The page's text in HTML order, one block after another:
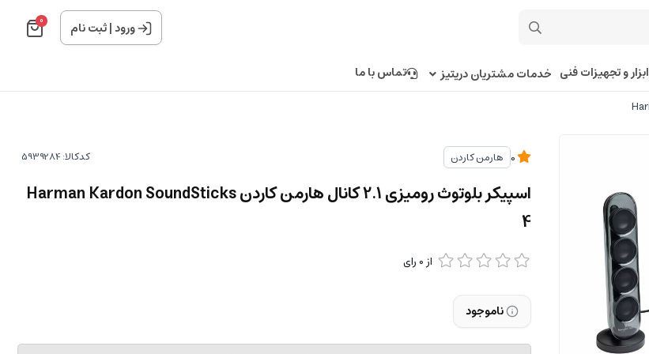
ورود|ثبت نام 0
ابزار و تجهیزات فنی خدمات مشتریان دریتیز تماس با ما
هارمن کاردن کدکالا:
اسپیکر بلوتوث رومیزی 2.1 کانال هارمن کاردن Harman Kardon SoundSticks
4
از 0 رای
ناموجود